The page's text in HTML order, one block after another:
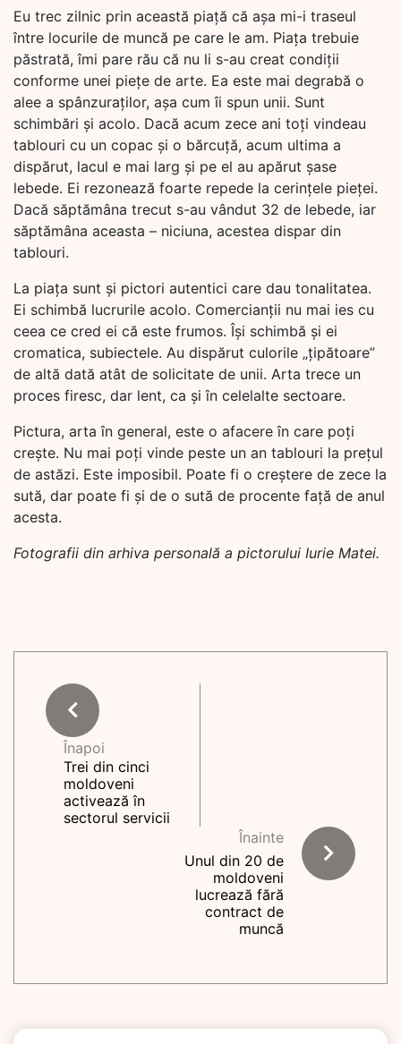
Eu trec zilnic prin această piață că așa mi-i traseul
între locurile de muncă pe care le am. Piața trebuie
păstrată, îmi pare rău că nu li s-au creat condiții
conforme unei piețe de arte. Ea este mai degrabă o
alee a spânzuraților, așa cum îi spun unii. Sunt
schimbări și acolo. Dacă acum zece ani toți vindeau
tablouri cu un copac și o bărcuță, acum ultima a
dispărut, lacul e mai larg și pe el au apărut șase
lebede. Ei rezonează foarte repede la cerințele pieței.
Dacă săptămâna trecut s-au vândut 32 de lebede, iar
săptămâna aceasta – niciuna, acestea dispar din
tablouri.
La piața sunt și pictori autentici care dau tonalitatea.
Ei schimbă lucrurile acolo. Comercianții nu mai ies cu
ceea ce cred ei că este frumos. Își schimbă și ei
cromatica, subiectele. Au dispărut culorile „țipătoare”
de altă dată atât de solicitate de unii. Arta trece un
proces firesc, dar lent, ca și în celelalte sectoare.
Pictura, arta în general, este o afacere în care poți
crește. Nu mai poți vinde peste un an tablouri la prețul
de astăzi. Este imposibil. Poate fi o creștere de zece la
sută, dar poate fi și de o sută de procente față de anul
acesta.
Fotografii din arhiva personală a pictorului Iurie Matei.
Înapoi
Trei din cinci
moldoveni
activează în
sectorul servicii
Înainte
Unul din 20 de
moldoveni
lucrează fără
contract de
muncă